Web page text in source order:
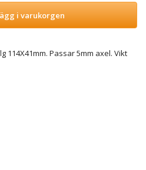
i varukorgen
114X41mm. Passar 5mm axel. Vikt